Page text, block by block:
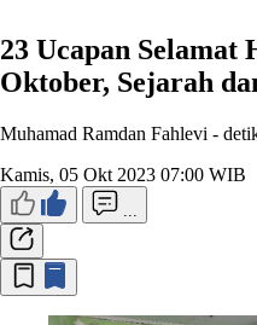
23 Ucapan Selamat
Oktober, Sejarah
Muhamad Ramdan Fahlevi -
Kamis, 05 Okt 2023 07:00 WIB